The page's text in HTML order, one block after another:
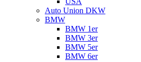
Auto Union DKW
BMW
BMW 1er
BMW 3er
BMW 5er
BMW 6er